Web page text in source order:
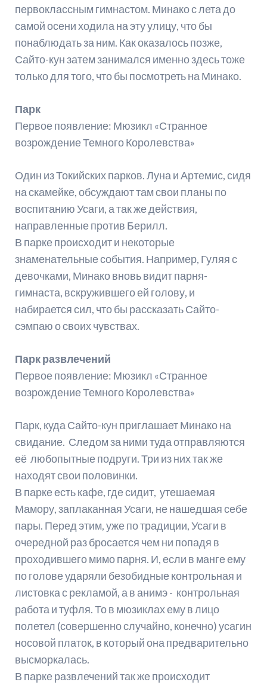
первоклассным гимнастом. Минако с лета до
самой осени ходила на эту улицу, что бы
понаблюдать за ним. Как оказалось позже,
Сайто-кун затем занимался именно здесь тоже
только для того, что бы посмотреть на Минако.
Парк
Первое появление: Мюзикл «Странное
возрождение Темного Королевства»
Один из Токийских парков. Луна и Артемис, сидя
на скамейке, обсуждают там свои планы по
воспитанию Усаги, а так же действия,
направленные против Берилл.
В парке происходит и некоторые
знаменательные события. Например, Гуляя с
девочками, Минако вновь видит парня-
гимнаста, вскружившего ей голову, и
набирается сил, что бы рассказать Сайто-
сэмпаю о своих чувствах.
Парк развлечений
Первое появление: Мюзикл «Странное
возрождение Темного Королевства»
Парк, куда Сайто-кун приглашает Минако на
свидание. Следом за ними туда отправляются
её любопытные подруги. Три из них так же
находят свои половинки.
В парке есть кафе, где сидит, утешаемая
Мамору, заплаканная Усаги, не нашедшая себе
пары. Перед этим, уже по традиции, Усаги в
очередной раз бросается чем ни попадя в
проходившего мимо парня. И, если в манге ему
по голове ударяли безобидные контрольная и
листовка с рекламой, а в анимэ - контрольная
работа и туфля. То в мюзиклах ему в лицо
полетел (совершенно случайно, конечно) усагин
носовой платок, в который она предварительно
высморкалась.
В парке развлечений так же происходит